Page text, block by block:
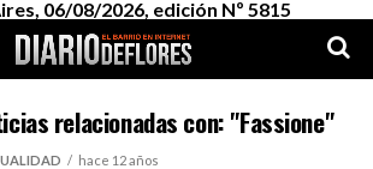
06/08/2026, edición Nº 5815
relacionadas con: "Fassione"
hace 12 años